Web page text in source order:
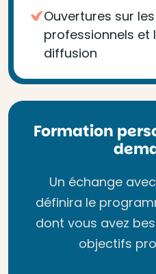
Ouvertures sur
professionnels et
diffusion
Formation
Un échange
définira le
dont vous avez
objectifs